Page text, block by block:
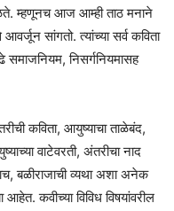
म्हणूनच आज आम्ही ताठ मनाने
सांगतो. त्यांच्या सर्व कविता
समाजनियम, निसर्गनियमासह
कविता, आयुष्याचा ताळेबंद,
वाटेवरती, अंतरीचा नाद
बळीराजाची व्यथा अशा अनेक
आहेत. कवीच्या विविध विषयांवरील